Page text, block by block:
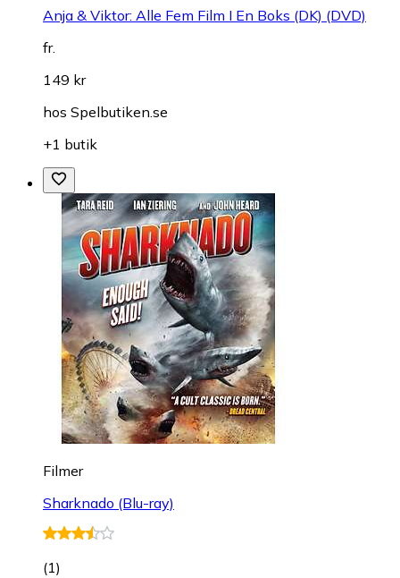
Anja & Viktor: Alle Fem Film I En Boks (DK) (DVD)
fr.
149 kr
hos Spelbutiken.se
+1 butik
Filmer
Sharknado (Blu-ray)
(1)